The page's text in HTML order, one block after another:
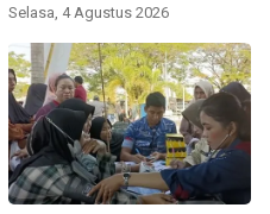
Selasa, 4 Agustus 2026